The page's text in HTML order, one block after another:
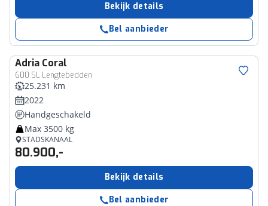
Bekijk details
Bel aanbieder
Adria Coral
600 SL Lengtebedden
25.231 km
2022
Handgeschakeld
Max 3500 kg
STADSKANAAL
80.900,-
Bekijk details
Bel aanbieder